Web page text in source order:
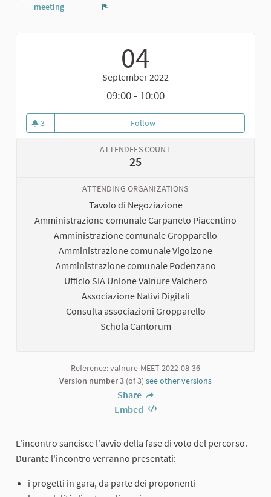
meeting
04
September 2022
09:00 - 10:00
3
3 followers
FollowAssemblea di avvio delle
ATTENDEES COUNT
25
ATTENDING ORGANIZATIONS
Tavolo di Negoziazione
Amministrazione comunale Carpaneto Piacentino
Amministrazione comunale Gropparello
Amministrazione comunale Vigolzone
Amministrazione comunale Podenzano
Ufficio SIA Unione Valnure Valchero
Associazione Nativi Digitali
Consulta associazioni Gropparello
Schola Cantorum
Reference: valnure-MEET-2022-08-36
Version number 3 (of 3) see other versions
Share
Embed
L'incontro sancisce l'avvio della fase di voto del percorso.
Durante l'incontro verranno presentati:
i progetti in gara, da parte dei proponenti